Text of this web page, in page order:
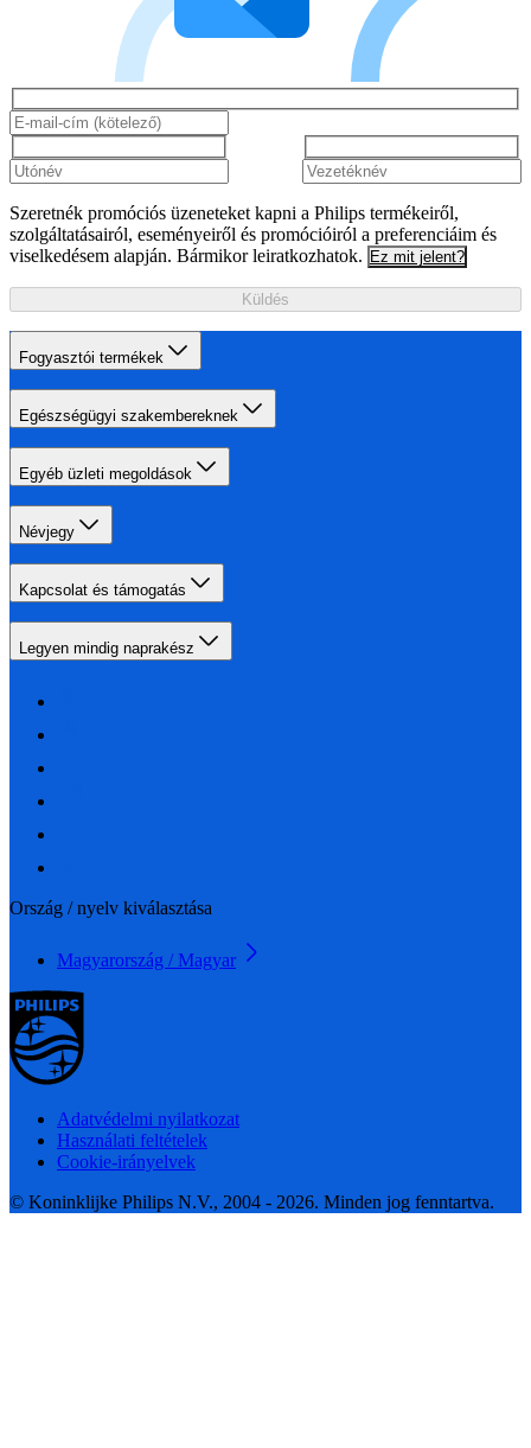
Szeretnék promóciós üzeneteket kapni a Philips termékeiről,
szolgáltatásairól, eseményeiről és promócióiról a preferenciáim és
viselkedésem alapján. Bármikor leiratkozhatok. Ez mit jelent?
Küldés
Fogyasztói termékek
Egészségügyi szakembereknek
Egyéb üzleti megoldások
Névjegy
Kapcsolat és támogatás
Legyen mindig naprakész
Ország / nyelv kiválasztása
Magyarország / Magyar
Adatvédelmi nyilatkozat
Használati feltételek
Cookie-irányelvek
© Koninklijke Philips N.V., 2004 - 2026. Minden jog fenntartva.